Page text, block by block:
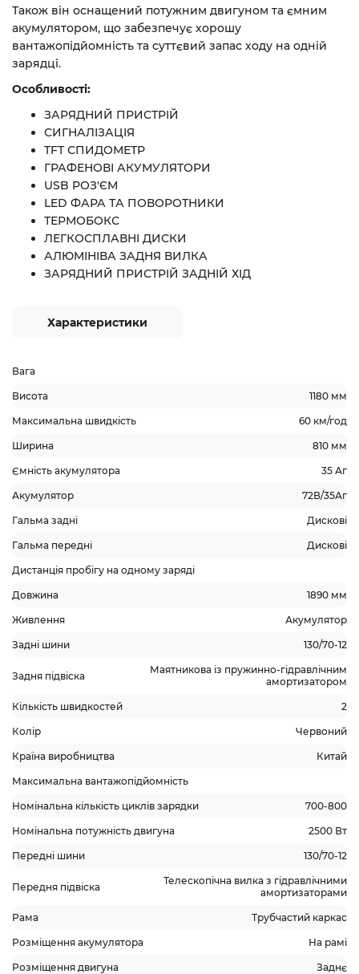
Також він оснащений потужним двигуном та ємним
акумулятором, що забезпечує хорошу
вантажопідйомність та суттєвий запас ходу на одній
зарядці.
Особливості:
ЗАРЯДНИЙ ПРИСТРІЙ
СИГНАЛІЗАЦІЯ
TFT СПИДОМЕТР
ГРАФЕНОВІ АКУМУЛЯТОРИ
USB РОЗ'ЄМ
LED ФАРА ТА ПОВОРОТНИКИ
ТЕРМОБОКС
ЛЕГКОСПЛАВНІ ДИСКИ
АЛЮМІНІВА ЗАДНЯ ВИЛКА
ЗАРЯДНИЙ ПРИСТРІЙ ЗАДНІЙ ХІД
Характеристики
Вага
Висота 1180 мм
Максимальна швидкість 60 км/год
Ширина 810 мм
Ємність акумулятора 35 Аг
Акумулятор 72В/35Аг
Гальма задні Дискові
Гальма передні Дискові
Дистанція пробігу на одному заряді
Довжина 1890 мм
Живлення Акумулятор
Задні шини 130/70-12
Задня підвіска
Маятникова із пружинно-гідравлічним
амортизатором
Кількість швидкостей 2
Колір Червоний
Країна виробництва Китай
Максимальна вантажопідйомність
Номінальна кількість циклів зарядки 700-800
Номінальна потужність двигуна 2500 Вт
Передні шини 130/70-12
Передня підвіска
Телескопічна вилка з гідравлічними
амортизаторами
Рама Трубчастий каркас
Розміщення акумулятора На рамі
Розміщення двигуна Заднє